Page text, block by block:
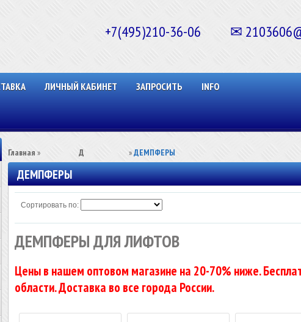
+7(495)210-36-06 ✉
ЛИЧНЫЙ КАБИНЕТ ЗАПРОСИТЬ INFO
Главная » ⠀⠀⠀⠀⠀⠀Д⠀⠀⠀⠀⠀⠀⠀ »ДЕМПФЕРЫ
ДЕМПФЕРЫ
Сортировать по:
ДЕМПФЕРЫ ДЛЯ ЛИФТОВ
Цены в нашем оптовом магазине на 20-70% ниже.
области. Доставка во все города России.